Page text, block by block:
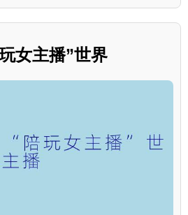
女主播”世界